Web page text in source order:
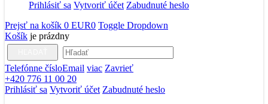
Prihlásiť sa Vytvoriť účet Zabudnuté heslo
Prejsť na košík 0 EUR0 Toggle Dropdown
Košík je prázdny
Telefónne čísloEmail viac Zavrieť
+420 776 11 00 20
Prihlásiť sa Vytvoriť účet Zabudnuté heslo